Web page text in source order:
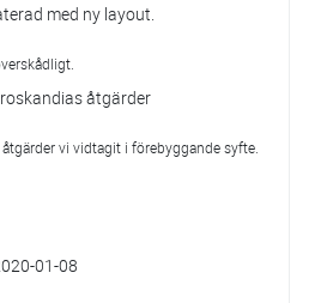
med ny layout.
åtgärder
vi vidtagit i förebyggande syfte.
01-08